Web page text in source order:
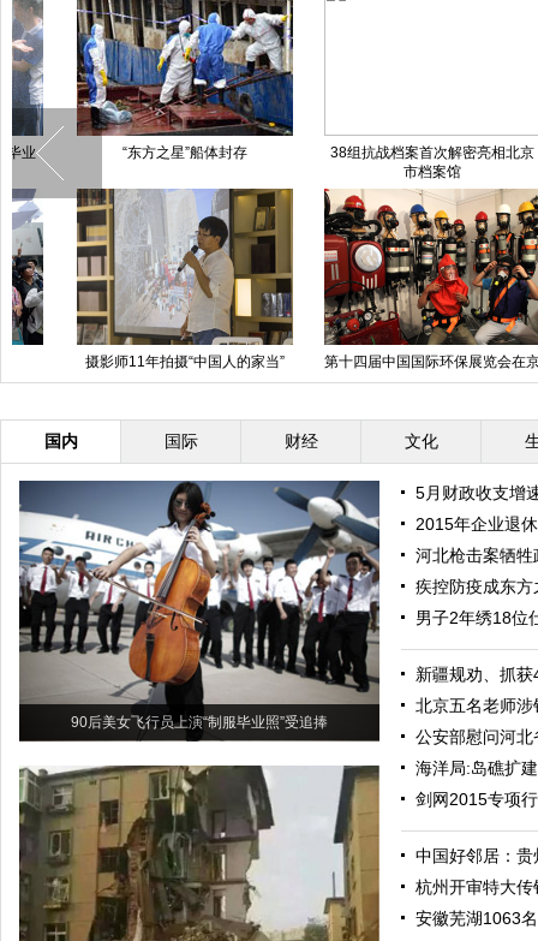
“东方之星”船体封存
38组抗战档案首次解密亮相北京
市档案馆
摄影师11年拍摄“中国人的家当”
新书今在京发布
第十四届中国国际环保展览会在京
开幕
国内 国际 财经 文化
90后美女飞行员上演“制服毕业照”受追捧
5月财政收支增
2015年企业退
河北枪击案牺
疾控防疫成东
男子2年绣18位
新疆规劝、抓
北京五名老师
公安部慰问河
海洋局:岛礁扩
剑网2015专项
中国好邻居：
杭州开审特大
安徽芜湖1063